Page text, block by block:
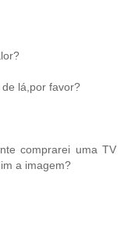
lá,por favor?
comprarei uma TV
a imagem?